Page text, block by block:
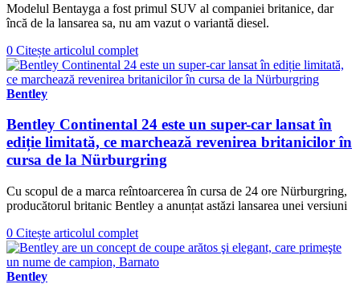
Modelul Bentayga a fost primul SUV al companiei britanice, dar
încă de la lansarea sa, nu am vazut o variantă diesel.
0 Citește articolul complet
Bentley
Bentley Continental 24 este un super-car lansat în
ediție limitată, ce marchează revenirea britanicilor în
cursa de la Nürburgring
Cu scopul de a marca reîntoarcerea în cursa de 24 ore Nürburgring,
producătorul britanic Bentley a anunțat astăzi lansarea unei versiuni
0 Citește articolul complet
Bentley